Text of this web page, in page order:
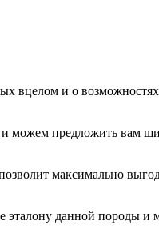
вцелом и о
можем предложить вам
максимально
эталону данной породы и